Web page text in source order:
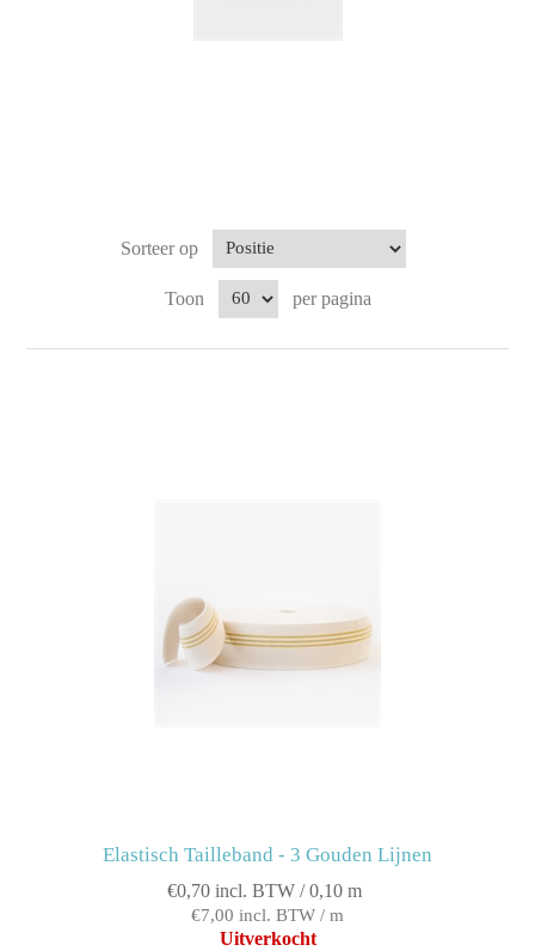
Sorteer op
Toon per pagina
Elastisch Tailleband - 3 Gouden Lijnen
€0,70 incl. BTW / 0,10 m
€7,00 incl. BTW / m
Uitverkocht